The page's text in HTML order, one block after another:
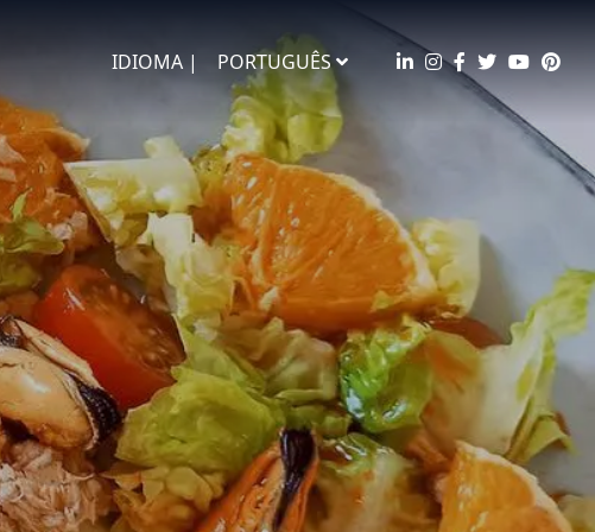
IDIOMA | PORTUGUÊS